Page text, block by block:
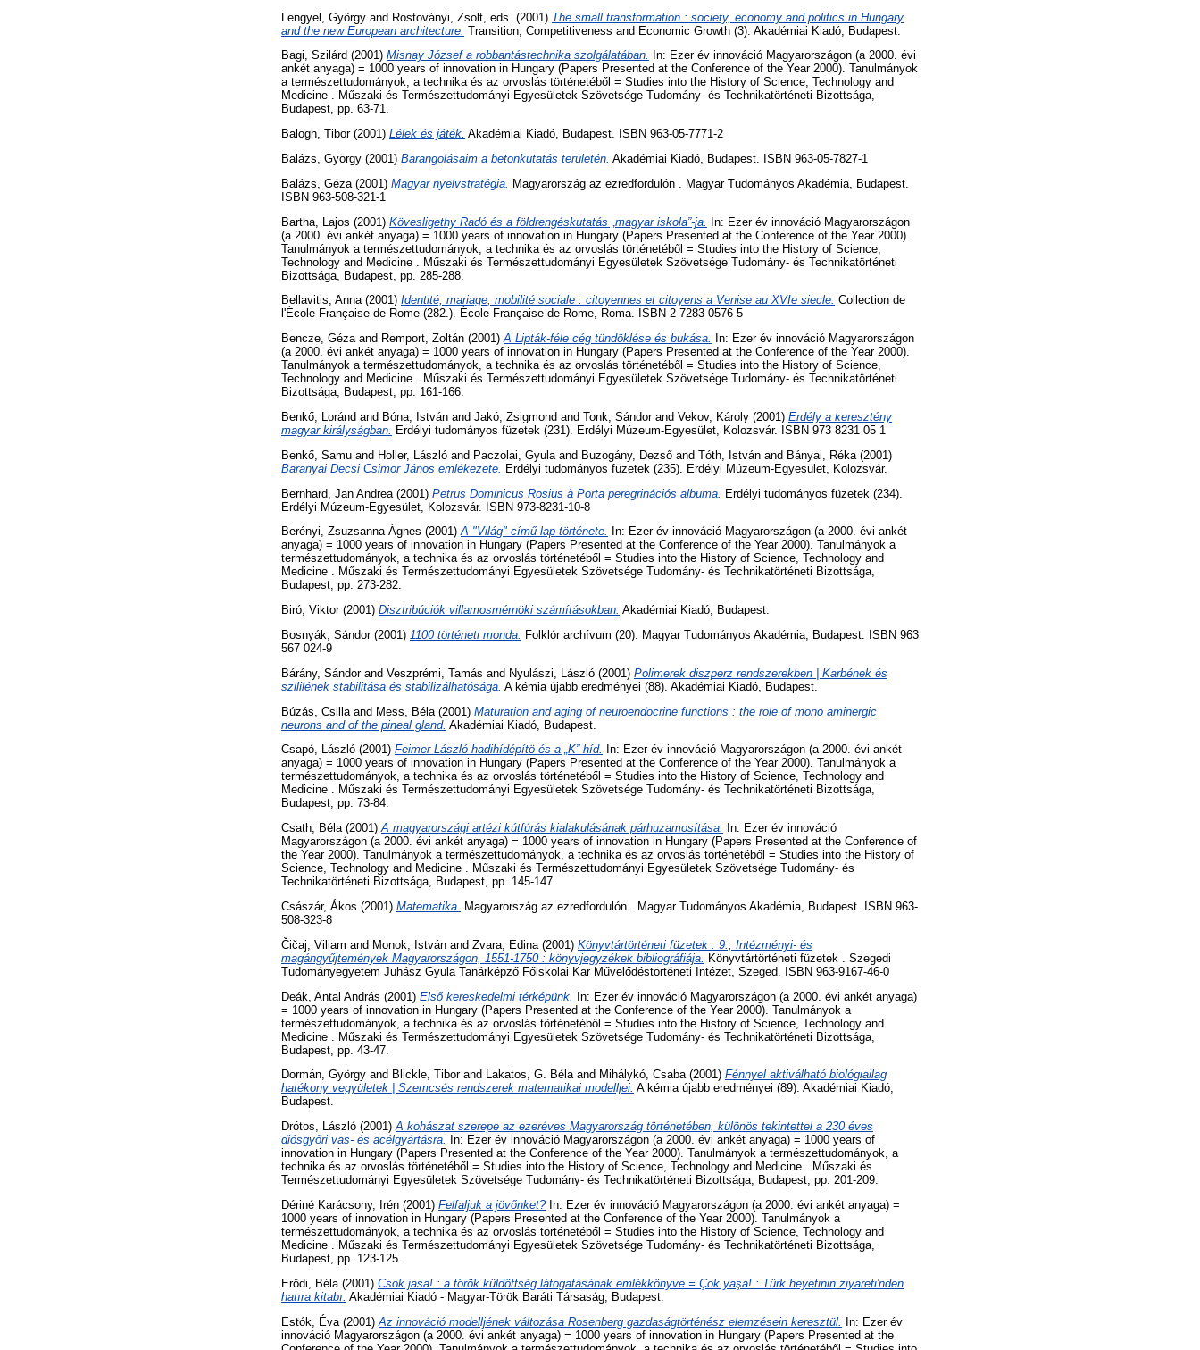
Lengyel, György and Rostoványi, Zsolt , eds. (2001) The small transformation : society, economy and politics in Hungary
and the new European architecture. Transition, Competitiveness and Economic Growth (3). Akadémiai Kiadó, Budapest.
Bagi, Szilárd (2001) Misnay József a robbantástechnika szolgálatában.
In: Ezer év innováció Magyarországon (a 2000. évi
ankét anyaga) = 1000 years of innovation in Hungary (Papers Presented at the Conference of the Year 2000). Tanulmányok
a természettudományok, a technika és az orvoslás történetéből = Studies into the History of Science, Technology and
Medicine . Műszaki és Természettudományi Egyesületek Szövetsége Tudomány- és Technikatörténeti Bizottsága,
Budapest, pp. 63-71.
Balogh, Tibor(2001) Lélek és játék. Akadémiai Kiadó, Budapest. ISBN 963-05-7771-2
Balázs, György (2001) Barangolásaim a betonkutatás területén. Akadémiai Kiadó, Budapest. ISBN 963-05-7827-1
Balázs, Géza (2001) Magyar nyelvstratégia.
Magyarország az ezredfordulón . Magyar Tudományos Akadémia, Budapest.
ISBN 963-508-321-1
Bartha, Lajos (2001) Kövesligethy Radó és a földrengéskutatás „magyar iskola”-ja. In: Ezer év innováció Magyarországon
(a 2000. évi ankét anyaga) = 1000 years of innovation in Hungary (Papers Presented at the Conference of the Year 2000).
Tanulmányok a természettudományok, a technika és az orvoslás történetéből = Studies into the History of Science,
Technology and Medicine . Műszaki és Természettudományi Egyesületek Szövetsége Tudomány- és Technikatörténeti
Bizottsága, Budapest, pp. 285-288.
Bellavitis, Anna(2001) Identité, mariage, mobilité sociale : citoyennes et citoyens a Venise au XVIe siecle. Collection de
l'École Française de Rome (282.). École Française de Rome, Roma. ISBN 2-7283-0576-5
Bencze, Gézaand Remport, Zoltán (2001)A Lipták-féle cég tündöklése és bukása.
In: Ezer év innováció Magyarországon
(a 2000. évi ankét anyaga) = 1000 years of innovation in Hungary (Papers Presented at the Conference of the Year 2000).
Tanulmányok a természettudományok, a technika és az orvoslás történetéből = Studies into the History of Science,
Technology and Medicine . Műszaki és Természettudományi Egyesületek Szövetsége Tudomány- és Technikatörténeti
Bizottsága, Budapest, pp. 161-166.
Benkő, Loránd and Bóna, István and Jakó, Zsigmond and Tonk, Sándorand Vekov, Károly (2001) Erdély a keresztény
magyar királyságban. Erdélyi tudományos füzetek (231). Erdélyi Múzeum-Egyesület, Kolozsvár. ISBN 973 8231 05 1
Benkő, Samu and Holler, László and Paczolai, Gyula and Buzogány, Dezső and Tóth, István and Bányai, Réka (2001)
Baranyai Decsi Csimor János emlékezete.
Erdélyi tudományos füzetek (235). Erdélyi Múzeum-Egyesület, Kolozsvár.
Bernhard, Jan Andrea (2001) Petrus Dominicus Rosius à Porta peregrinációs albuma. Erdélyi tudományos füzetek (234).
Erdélyi Múzeum-Egyesület, Kolozsvár. ISBN 973-8231-10-8
Berényi, Zsuzsanna Ágnes (2001)A "Világ" című lap története.
In: Ezer év innováció Magyarországon (a 2000. évi ankét
anyaga) = 1000 years of innovation in Hungary (Papers Presented at the Conference of the Year 2000). Tanulmányok a
természettudományok, a technika és az orvoslás történetéből = Studies into the History of Science, Technology and
Medicine . Műszaki és Természettudományi Egyesületek Szövetsége Tudomány- és Technikatörténeti Bizottsága,
Budapest, pp. 273-282.
Biró, Viktor(2001) Disztribúciók villamosmérnöki számításokban. Akadémiai Kiadó, Budapest.
Bosnyák, Sándor(2001) 1100 történeti monda. Folklór archívum (20). Magyar Tudományos Akadémia, Budapest. ISBN 963
567 024-9
Bárány, Sándorand Veszprémi, Tamás and Nyulászi, László (2001) Polimerek diszperz rendszerekben | Karbének és
szililének stabilitása és stabilizálhatósága. A kémia újabb eredményei (88). Akadémiai Kiadó, Budapest.
Búzás, Csilla and Mess, Béla (2001) Maturation and aging of neuroendocrine functions : the role of mono aminergic
neurons and of the pineal gland. Akadémiai Kiadó, Budapest.
Csapó, László (2001) Feimer László hadihídépítö és a „K”-híd.
In: Ezer év innováció Magyarországon (a 2000. évi ankét
anyaga) = 1000 years of innovation in Hungary (Papers Presented at the Conference of the Year 2000). Tanulmányok a
természettudományok, a technika és az orvoslás történetéből = Studies into the History of Science, Technology and
Medicine . Műszaki és Természettudományi Egyesületek Szövetsége Tudomány- és Technikatörténeti Bizottsága,
Budapest, pp. 73-84.
Csath, Béla(2001)A magyarországi artézi kútfúrás kialakulásának párhuzamosítása.
In: Ezer év innováció
Magyarországon (a 2000. évi ankét anyaga) = 1000 years of innovation in Hungary (Papers Presented at the Conference of
the Year 2000). Tanulmányok a természettudományok, a technika és az orvoslás történetéből = Studies into the History of
Science, Technology and Medicine . Műszaki és Természettudományi Egyesületek Szövetsége Tudomány- és
Technikatörténeti Bizottsága, Budapest, pp. 145-147.
Császár, Ákos (2001) Matematika. Magyarország az ezredfordulón . Magyar Tudományos Akadémia, Budapest. ISBN 963-
508-323-8
Čičaj, Viliam and Monok, István and Zvara, Edina (2001) Könyvtártörténeti füzetek : 9., Intézményi- és
magángyűjtemények Magyarországon, 1551-1750 : könyvjegyzékek bibliográfiája.
Könyvtártörténeti füzetek . Szegedi
Tudományegyetem Juhász Gyula Tanárképző Főiskolai Kar Művelődéstörténeti Intézet, Szeged. ISBN 963-9167-46-0
Deák, Antal András (2001) Első kereskedelmi térképünk. In: Ezer év innováció Magyarországon (a 2000. évi ankét anyaga)
= 1000 years of innovation in Hungary (Papers Presented at the Conference of the Year 2000). Tanulmányok a
természettudományok, a technika és az orvoslás történetéből = Studies into the History of Science, Technology and
Medicine . Műszaki és Természettudományi Egyesületek Szövetsége Tudomány- és Technikatörténeti Bizottsága,
Budapest, pp. 43-47.
Dormán, György and Blickle, Tiborand Lakatos, G. Bélaand Mihálykó, Csaba(2001) Fénnyel aktiválható biológiailag
hatékony vegyületek | Szemcsés rendszerek matematikai modelljei. A kémia újabb eredményei (89). Akadémiai Kiadó,
Budapest.
Drótos, László (2001)A kohászat szerepe az ezeréves Magyarország történetében, különös tekintettel a 230 éves
diósgyőri vas- és acélgyártásra.
In: Ezer év innováció Magyarországon (a 2000. évi ankét anyaga) = 1000 years of
innovation in Hungary (Papers Presented at the Conference of the Year 2000). Tanulmányok a természettudományok, a
technika és az orvoslás történetéből = Studies into the History of Science, Technology and Medicine . Műszaki és
Természettudományi Egyesületek Szövetsége Tudomány- és Technikatörténeti Bizottsága, Budapest, pp. 201-209.
Dériné Karácsony, Irén (2001) Felfaljuk a jövőnket?In: Ezer év innováció Magyarországon (a 2000. évi ankét anyaga) =
1000 years of innovation in Hungary (Papers Presented at the Conference of the Year 2000). Tanulmányok a
természettudományok, a technika és az orvoslás történetéből = Studies into the History of Science, Technology and
Medicine . Műszaki és Természettudományi Egyesületek Szövetsége Tudomány- és Technikatörténeti Bizottsága,
Budapest, pp. 123-125.
Erődi, Béla (2001) Csok jasa! : a török küldöttség látogatásának emlékkönyve = Çok yaşa! : Türk heyetinin ziyareti'nden
hatıra kitabı. Akadémiai Kiadó - Magyar-Török Baráti Társaság, Budapest.
Estók, Éva (2001) Az innováció modelljének változása Rosenberg gazdaságtörténész elemzésein keresztül. In: Ezer év
innováció Magyarországon (a 2000. évi ankét anyaga) = 1000 years of innovation in Hungary (Papers Presented at the